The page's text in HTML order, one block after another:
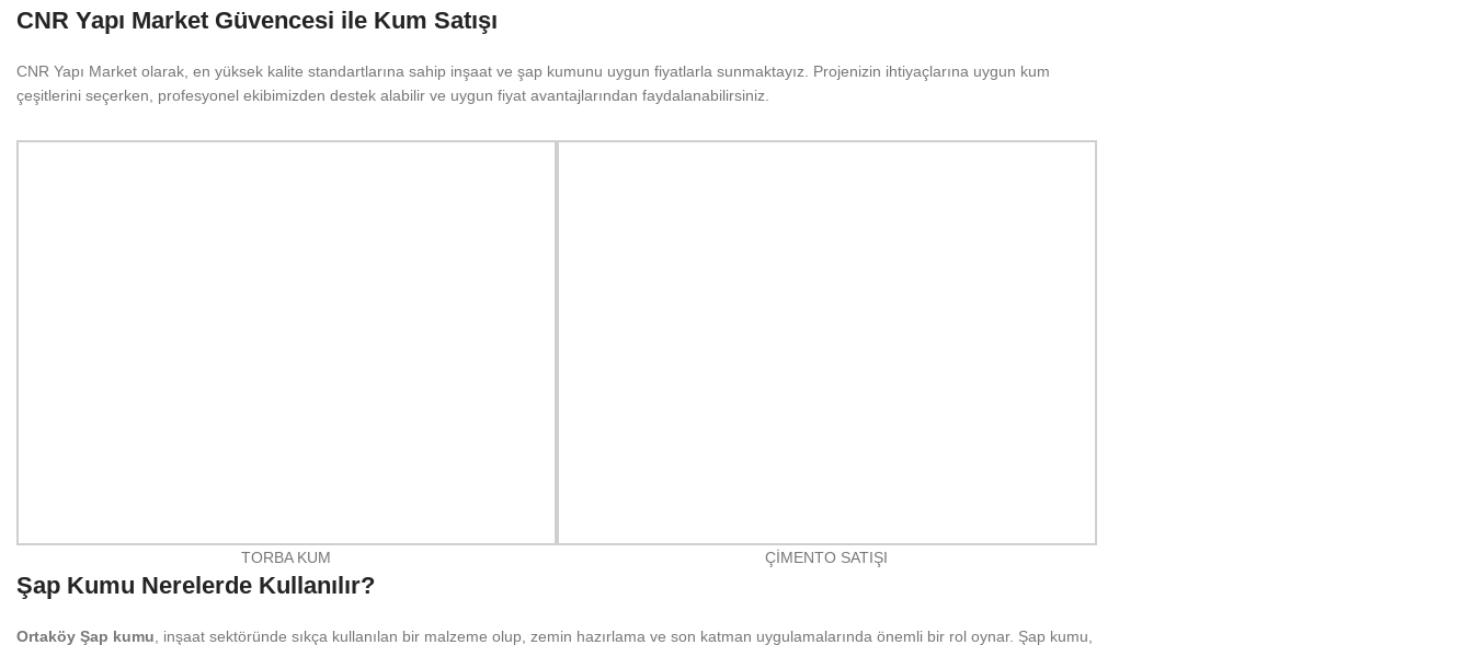
CNR Yapı Market Güvencesi ile Kum Satışı
CNR Yapı Market olarak, en yüksek kalite standartlarına sahip inşaat ve şap kumunu uygun fiyatlarla sunmaktayız. Projenizin ihtiyaçlarına uygun kum
çeşitlerini seçerken, profesyonel ekibimizden destek alabilir ve uygun fiyat avantajlarından faydalanabilirsiniz.
TORBA KUM ÇİMENTO SATIŞI
Şap Kumu Nerelerde Kullanılır?
Ortaköy Şap kumu, inşaat sektöründe sıkça kullanılan bir malzeme olup, zemin hazırlama ve son katman uygulamalarında önemli bir rol oynar. Şap kumu,